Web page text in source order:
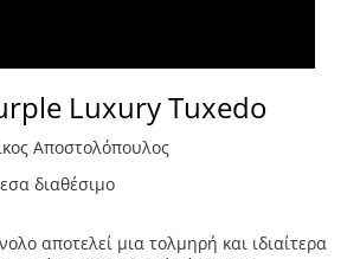
Luxury Tuxedo
Αποστολόπουλος
διαθέσιμο
αποτελεί μια τολμηρή και ιδιαίτερα